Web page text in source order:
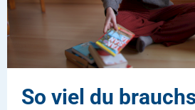
So viel du